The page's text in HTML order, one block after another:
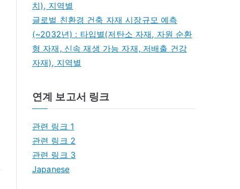
치), 지역별
글로벌 친환경 건축 자재 시장규모 예측
(~2032년) : 타입별(저탄소 자재, 자원 순환
형 자재, 신속 재생 가능 자재, 저배출 건강
자재), 지역별
연계 보고서 링크
관련 링크 1
관련 링크 2
관련 링크 3
Japanese